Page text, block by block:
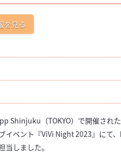
を見る
Shinjuku（TOKYO）で開催され
イベント『ViVi Night 2023』にて
当しました。